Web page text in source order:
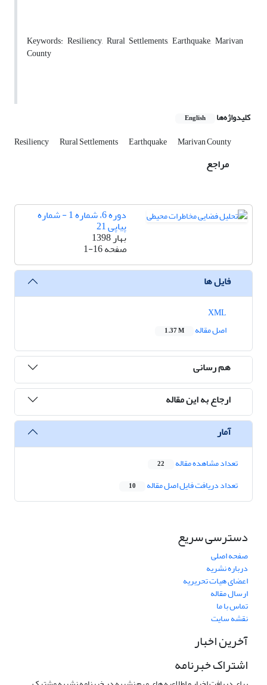
Keywords: Resiliency, Rural Settlements, Earthquake, Marivan
County
کلیدواژه‌ها English
Resiliency Rural Settlements Earthquake Marivan County
مراجع
دوره 6، شماره 1 - شماره
پیاپی 21
بهار 1398
صفحه1-16
فایل ها
اصل مقاله
1.37 M
هم رسانی
ارجاع به این مقاله
آمار
تعداد مشاهده مقاله 22
تعداد دریافت فایل اصل مقاله 10
دسترسی سریع
صفحه اصلی
درباره نشریه
اعضای هیات تحریریه
ارسال مقاله
تماس با ما
نقشه سایت
آخرین اخبار
اشتراک خبرنامه